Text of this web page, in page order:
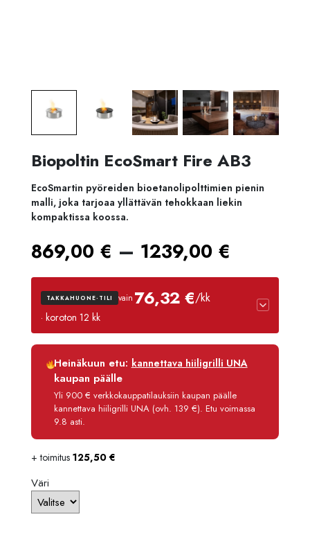
Biopoltin EcoSmart Fire AB3
EcoSmartin pyöreiden bioetanolipolttimien pienin
malli, joka tarjoaa yllättävän tehokkaan liekin
kompaktissa koossa.
869,00 € – 1239,00 €
TAKKAHUONE-TILI vain 76,32 €/kk
· koroton 12 kk
Luottoaika
12 kk
Korko
Käsittelymaksu
3,90 €/kk
Maksettava yhteensä
915,80 €
Heinäkuun etu: kannettava hiiligrilli UNA
kaupan päälle
Yli 900 € verkkokauppatilauksiin kaupan päälle
kannettava hiiligrilli UNA (ovh. 139 €). Etu voimassa
9.8 asti.
+ toimitus 125,50 €
Väri